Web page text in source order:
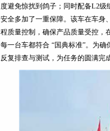
度避免惊扰到鸽子；同时配备L2
安全多加了一重保障。该车在车身
程质量控制，确保产品质量受控，
每一台车都符合 “国典标准”。为
反复排查与测试，为任务的圆满完